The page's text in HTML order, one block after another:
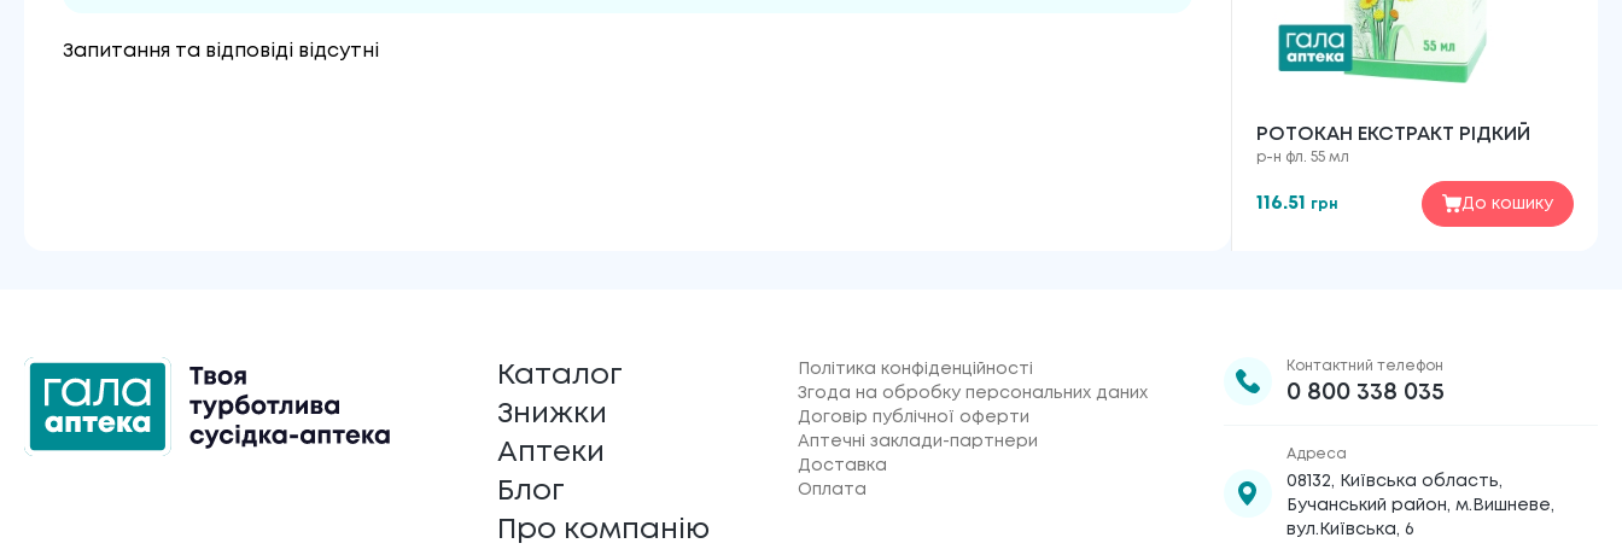
Запитання та відповіді відсутні
РОТОКАН ЕКСТРАКТ РІДКИЙ
р-н фл. 55 мл
116.51 грн До кошику
Каталог
Знижки
Аптеки
Блог
Про компанію
Політика конфіденційності
Згода на обробку персональних даних
Договір публічної оферти
Аптечні заклади-партнери
Доставка
Оплата
Контактний телефон
0 800 338 035
Адреса
08132, Київська область,
Бучанський район, м.Вишневе,
вул.Київська, 6